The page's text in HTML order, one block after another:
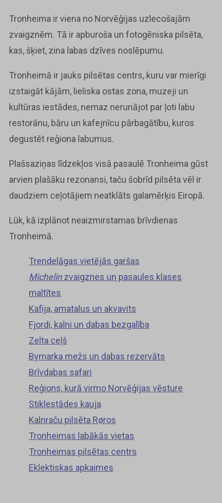
Tronheima ir viena no Norvēģijas uzlecošajām
zvaigznēm. Tā ir apburoša un fotogēniska pilsēta,
kas, šķiet, zina labas dzīves noslēpumu.
Tronheimā ir jauks pilsētas centrs, kuru var mierīgi
izstaigāt kājām, lieliska ostas zona, muzeji un
kultūras iestādes, nemaz nerunājot par ļoti labu
restorānu, bāru un kafejnīcu pārbagātību, kuros
degustēt reģiona labumus.
Plašsaziņas līdzekļos visā pasaulē Tronheima gūst
arvien plašāku rezonansi, taču šobrīd pilsēta vēl ir
daudziem ceļotājiem neatklāts galamērķis Eiropā.
Lūk, kā izplānot neaizmirstamas brīvdienas
Tronheimā.
Trendelāgas vietējās garšas
Michelinzvaigznes un pasaules klases
maltītes
Kafija, amatalus un akvavits
Fjordi, kalni un dabas bezgalība
Zelta ceļš
Bymarka mežs un dabas rezervāts
Brīvdabas safari
Reģions, kurā virmo Norvēģijas vēsture
Stiklestādes kauja
Kalnraču pilsēta Røros
Tronheimas labākās vietas
Tronheimas pilsētas centrs
Eklektiskas apkaimes